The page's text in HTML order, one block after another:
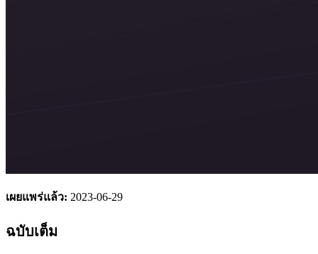
เผยแพร่แล้ว: 2023-06-29
ฉบับเต็ม